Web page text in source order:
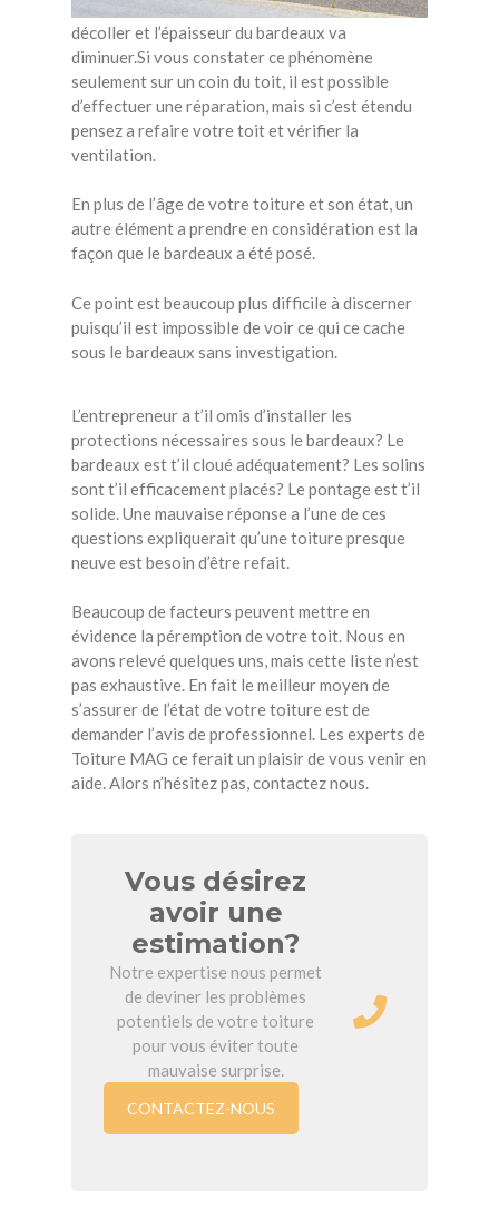
Les granules de roche sur le parement vont
décoller et l’épaisseur du bardeaux va
diminuer.Si vous constater ce phénomène
seulement sur un coin du toit, il est possible
d’effectuer une réparation, mais si c’est étendu
pensez a refaire votre toit et vérifier la
ventilation.
En plus de l’âge de votre toiture et son état, un
autre élément a prendre en considération est la
façon que le bardeaux a été posé.
Ce point est beaucoup plus difficile à discerner
puisqu’il est impossible de voir ce qui ce cache
sous le bardeaux sans investigation.
L’entrepreneur a t’il omis d’installer les
protections nécessaires sous le bardeaux? Le
bardeaux est t’il cloué adéquatement? Les solins
sont t’il efficacement placés? Le pontage est t’il
solide. Une mauvaise réponse a l’une de ces
questions expliquerait qu’une toiture presque
neuve est besoin d’être refait.
Beaucoup de facteurs peuvent mettre en
évidence la péremption de votre toit. Nous en
avons relevé quelques uns, mais cette liste n’est
pas exhaustive. En fait le meilleur moyen de
s’assurer de l’état de votre toiture est de
demander l’avis de professionnel. Les experts de
Toiture MAG ce ferait un plaisir de vous venir en
aide. Alors n’hésitez pas, contactez nous.
Vous désirez
avoir une
estimation?
Notre expertise nous permet
de deviner les problèmes
potentiels de votre toiture
pour vous éviter toute
mauvaise surprise.
CONTACTEZ-NOUS